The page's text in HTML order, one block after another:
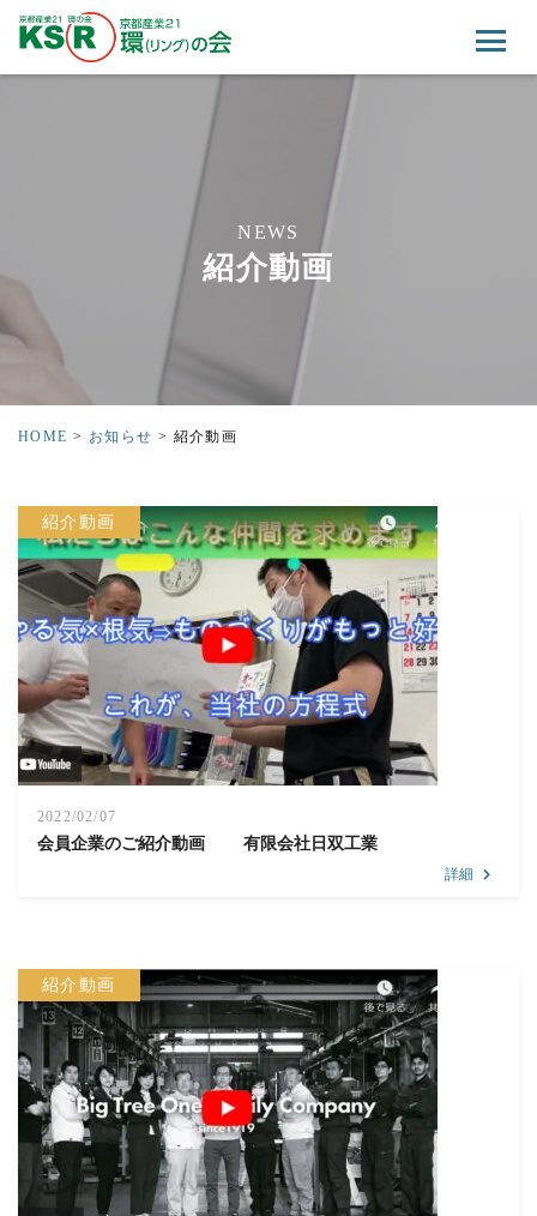
NEWS
紹介動画
HOME > お知らせ > 紹介動画
紹介動画
2022/02/07
会員企業のご紹介動画 有限会社日双工業
詳細
紹介動画